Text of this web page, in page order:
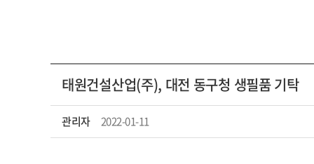
태원건설산업(주), 대전 동구청 생필품 기탁
관리자 2022-01-11